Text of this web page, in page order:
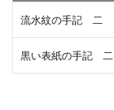
流水紋の手記 二
黒い表紙の手記 二